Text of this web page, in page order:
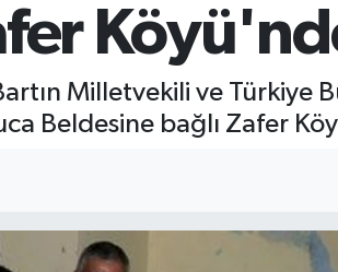
Milletvekili ve Türkiye
Beldesine bağlı Zafer